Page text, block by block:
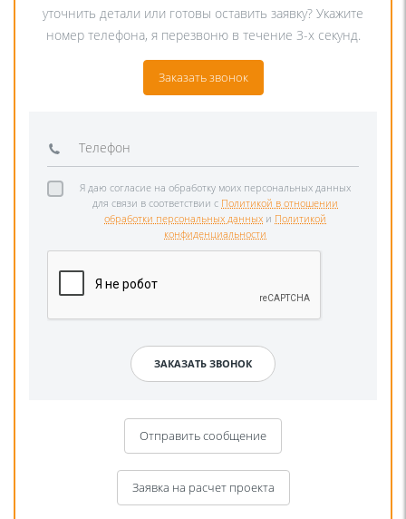
уточнить детали или готовы оставить заявку? Укажите
номер телефона, я перезвоню в течение 3-х секунд.
Заказать звонок
Я даю согласие на обработку моих персональных данных
для связи в соответствии с Политикой в отношении
обработки персональных данных и Политикой
конфиденциальности
Отправить сообщение
Заявка на расчет проекта